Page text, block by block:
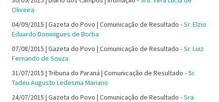
Oliveira
04/09/2015 | Gazeta do Povo | Comunicação de Resultado -Sr. Elzio
Eduardo Domingues de Borba
07/08/2015 | Gazeta do Povo | Comunicação de Resultado -Sr. Luiz
Fernando de Souza
31/07/2015 | Tribuna do Paraná | Comunicação de Resultado -Sr.
Tadeu Augusto Ledesma Mariano
24/07/2015 | Gazeta do Povo | Comunicação de Resultado -Sra.